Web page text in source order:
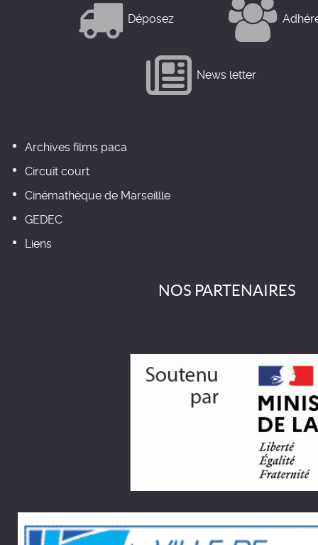
Déposez
News letter
Archives films paca
Circuit court
Cinémathèque de Marseillle
GEDEC
Liens
NOS PARTENAIRES